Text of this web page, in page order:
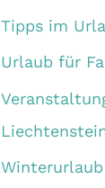
Tipps im
Urlaub für